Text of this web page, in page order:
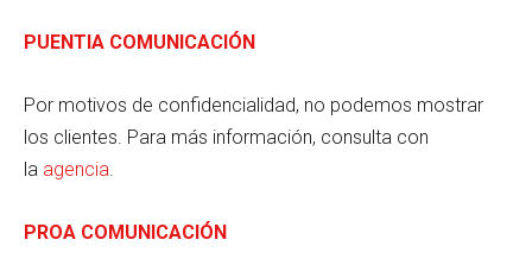
PUENTIA COMUNICACIÓN
Por motivos de confidencialidad, no podemos mostrar
los clientes. Para más información, consulta con
la agencia.
PROA COMUNICACIÓN